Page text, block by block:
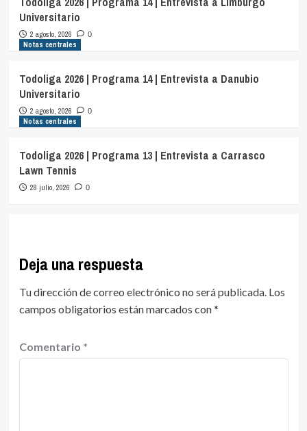
Universitario
2 agosto, 2026 0
Notas centrales
Todoliga 2026 | Programa 14 | Entrevista a Danubio
Universitario
2 agosto, 2026 0
Notas centrales
Todoliga 2026 | Programa 13 | Entrevista a Carrasco
Lawn Tennis
28 julio, 2026 0
Deja una respuesta
Tu dirección de correo electrónico no será publicada. Los
campos obligatorios están marcados con*
Comentario *